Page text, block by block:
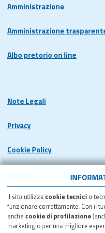
Il sito utilizza cookie tecnici o
funzionare correttamente. Con il
anche cookie di profilazione
marketing o per una migliore
Amministrazione
Amministrazione
Albo pretorio on line
Note Legali
Privacy
Cookie Policy
Dichiarazione di
Meccanismo di feedback